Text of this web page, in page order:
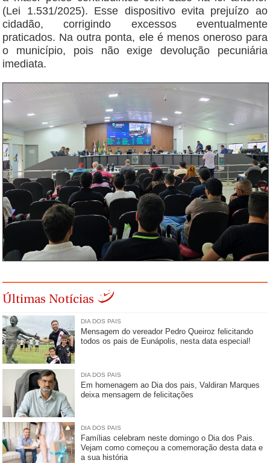
(Lei 1.531/2025). Esse dispositivo evita prejuízo ao
cidadão, corrigindo excessos eventualmente
praticados. Na outra ponta, ele é menos oneroso para
o município, pois não exige devolução pecuniária
imediata.
Últimas Notícias
DIA DOS PAIS
Mensagem do vereador Pedro Queiroz felicitando
todos os pais de Eunápolis, nesta data especial!
DIA DOS PAIS
Em homenagem ao Dia dos pais, Valdiran Marques
deixa mensagem de felicitações
DIA DOS PAIS
Famílias celebram neste domingo o Dia dos Pais.
Vejam como começou a comemoração desta data e
a sua história